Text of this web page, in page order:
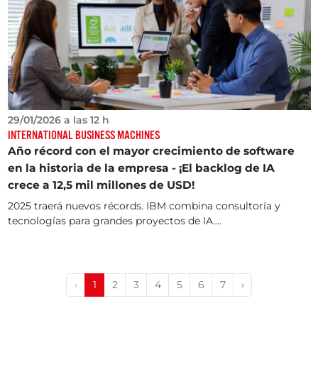
29/01/2026 a las 12 h
INTERNATIONAL BUSINESS MACHINES
Año récord con el mayor crecimiento de software
en la historia de la empresa - ¡El backlog de IA
crece a 12,5 mil millones de USD!
2025 traerá nuevos récords. IBM combina consultoría y
tecnologías para grandes proyectos de IA....
‹ 1 2 3 4 5 6 7 ›